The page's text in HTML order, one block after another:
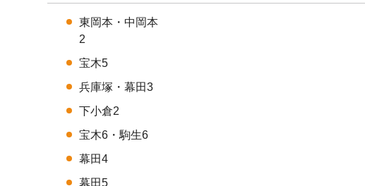
東岡本・中岡本
宝木5
兵庫塚・幕田3
下小倉2
宝木6・駒生6
幕田4
幕田5